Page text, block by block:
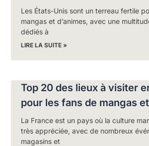
Les États-Unis sont un terreau fertile
mangas et d’animes, avec une
dédiés à
LIRE LA SUITE »
Top 20 des lieux à visiter
pour les fans de mangas
La France est un pays où la culture
très appréciée, avec de nombreux
magasins et